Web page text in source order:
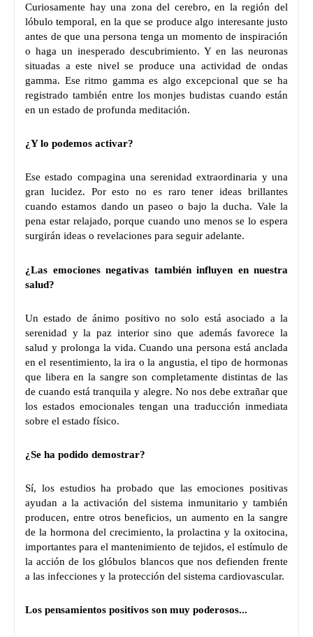
Curiosamente hay una zona del cerebro, en la región del
lóbulo temporal, en la que se produce algo interesante justo
antes de que una persona tenga un momento de inspiración
o haga un inesperado descubrimiento. Y en las neuronas
situadas a este nivel se produce una actividad de ondas
gamma. Ese ritmo gamma es algo excepcional que se ha
registrado también entre los monjes budistas cuando están
en un estado de profunda meditación.
¿Y lo podemos activar?
Ese estado compagina una serenidad extraordinaria y una
gran lucidez. Por esto no es raro tener ideas brillantes
cuando estamos dando un paseo o bajo la ducha. Vale la
pena estar relajado, porque cuando uno menos se lo espera
surgirán ideas o revelaciones para seguir adelante.
¿Las emociones negativas también influyen en nuestra
salud?
Un estado de ánimo positivo no solo está asociado a la
serenidad y la paz interior sino que además favorece la
salud y prolonga la vida. Cuando una persona está anclada
en el resentimiento, la ira o la angustia, el tipo de hormonas
que libera en la sangre son completamente distintas de las
de cuando está tranquila y alegre. No nos debe extrañar que
los estados emocionales tengan una traducción inmediata
sobre el estado físico.
¿Se ha podido demostrar?
Sí, los estudios ha probado que las emociones positivas
ayudan a la activación del sistema inmunitario y también
producen, entre otros beneficios, un aumento en la sangre
de la hormona del crecimiento, la prolactina y la oxitocina,
importantes para el mantenimiento de tejidos, el estímulo de
la acción de los glóbulos blancos que nos defienden frente
a las infecciones y la protección del sistema cardiovascular.
Los pensamientos positivos son muy poderosos...